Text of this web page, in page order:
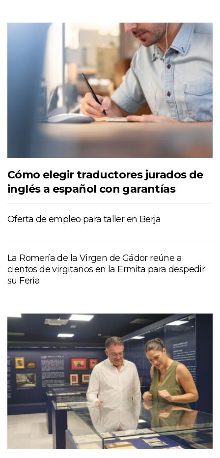
Cómo elegir traductores jurados de
inglés a español con garantías
Oferta de empleo para taller en Berja
La Romería de la Virgen de Gádor reúne a
cientos de virgitanos en la Ermita para despedir
su Feria